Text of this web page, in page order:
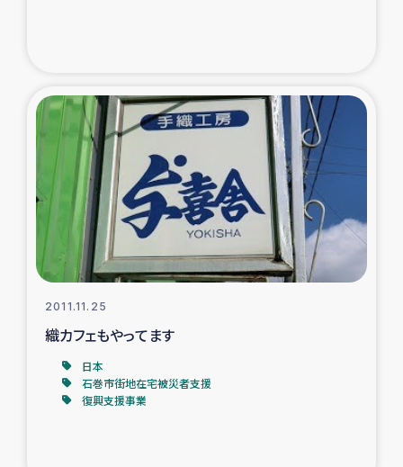
スリランカ南部洪水被災者支援
スリランカの南北女性をつなぐサリー・リサイクル・プロ
ジェクト
復興支援事業
民際教育事業
2011.11.25
織カフェもやってます
日本
石巻市街地在宅被災者支援
復興支援事業